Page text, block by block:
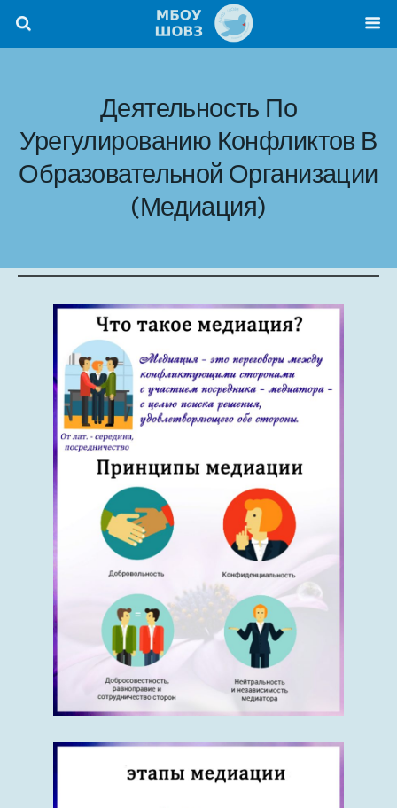
Деятельность По
Урегулированию Конфликтов В
Образовательной Организации
(медиация)